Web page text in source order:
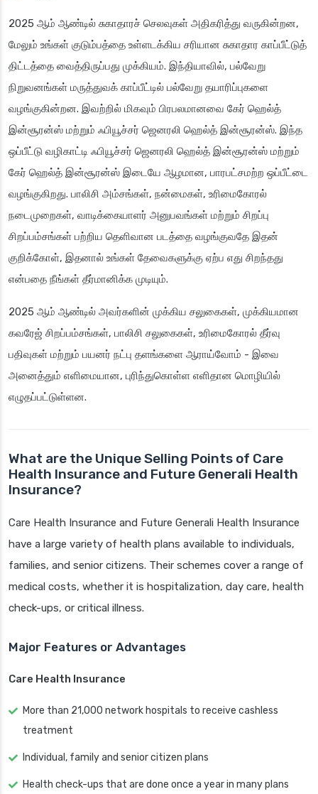
2025 ஆம் ஆண்டில் சுகாதாரச் செலவுகள் அதிகரித்து வருகின்றன,
மேலும் உங்கள் குடும்பத்தை உள்ளடக்கிய சரியான சுகாதார காப்பீட்டுத்
திட்டத்தை வைத்திருப்பது முக்கியம். இந்தியாவில், பல்வேறு
நிறுவனங்கள் மருத்துவக் காப்பீட்டில் பல்வேறு தயாரிப்புகளை
வழங்குகின்றன. இவற்றில் மிகவும் பிரபலமானவை கேர் ஹெல்த்
இன்சூரன்ஸ் மற்றும் ஃபியூச்சர் ஜெனரலி ஹெல்த் இன்சூரன்ஸ். இந்த
ஒப்பீட்டு வழிகாட்டி ஃபியூச்சர் ஜெனரலி ஹெல்த் இன்சூரன்ஸ் மற்றும்
கேர் ஹெல்த் இன்சூரன்ஸ் இடையே ஆழமான, பாரபட்சமற்ற ஒப்பீட்டை
வழங்குகிறது. பாலிசி அம்சங்கள், நன்மைகள், உரிமைகோரல்
நடைமுறைகள், வாடிக்கையாளர் அனுபவங்கள் மற்றும் சிறப்பு
சிறப்பம்சங்கள் பற்றிய தெளிவான படத்தை வழங்குவதே இதன்
குறிக்கோள், இதனால் உங்கள் தேவைகளுக்கு ஏற்ப எது சிறந்தது
என்பதை நீங்கள் தீர்மானிக்க முடியும்.
2025 ஆம் ஆண்டில் அவர்களின் முக்கிய சலுகைகள், முக்கியமான
கவரேஜ் சிறப்பம்சங்கள், பாலிசி சலுகைகள், உரிமைகோரல் தீர்வு
பதிவுகள் மற்றும் பயனர் நட்பு தளங்களை ஆராய்வோம் - இவை
அனைத்தும் எளிமையான, புரிந்துகொள்ள எளிதான மொழியில்
எழுதப்பட்டுள்ளன.
What are the Unique Selling Points of Care
Health Insurance and Future Generali Health
Insurance?
Care Health Insurance and Future Generali Health Insurance
have a large variety of health plans available to individuals,
families, and senior citizens. Their schemes cover a range of
medical costs, whether it is hospitalization, day care, health
check-ups, or critical illness.
Major Features or Advantages
Care Health Insurance
More than 21,000 network hospitals to receive cashless
treatment
Individual, family and senior citizen plans
Health check-ups that are done once a year in many plans